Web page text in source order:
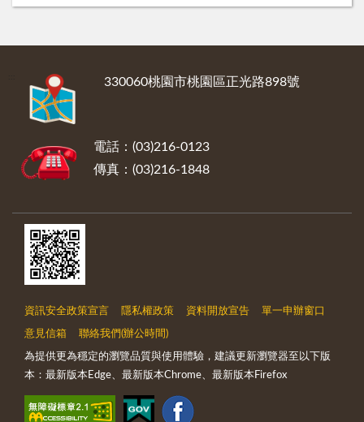
330060桃園市桃園區正光路898號
電話：(03)216-0123
傳真：(03)216-1848
資訊安全政策宣言 隱私權政策 資料開放宣告 單一申辦窗口
意見信箱 聯絡我們(辦公時間)
為提供更為穩定的瀏覽品質與使用體驗，建議更新瀏覽器至以下版
本：最新版本Edge、最新版本Chrome、最新版本Firefox